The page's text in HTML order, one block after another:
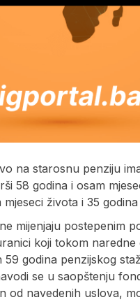
na starosnu penziju
58 godina i osam
života i 35
mijenjaju postepenim
koji tokom
godina penzijskog
se u saopštenju
od navedenih uslova,